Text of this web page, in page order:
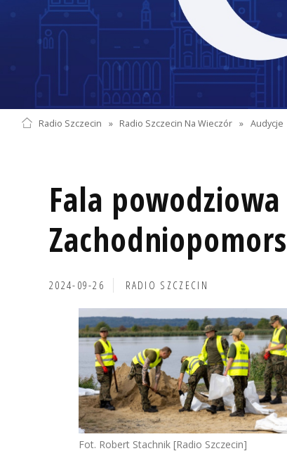
Radio Szczecin » Radio Szczecin Na Wieczór » Audycje
Fala
2024-09-26 RADIO SZCZECIN
Fot. Robert Stachnik [Radio Szczecin]